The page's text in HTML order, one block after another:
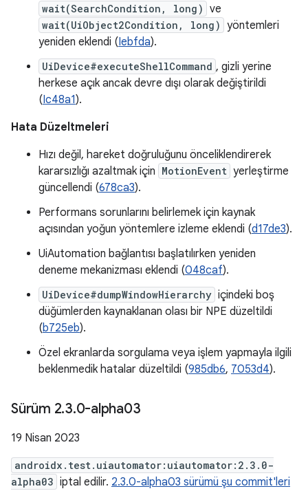
wait(SearchCondition, long) ve
wait(UiObject2Condition, long) yöntemleri
yeniden eklendi (Iebfda).
UiDevice#executeShellCommand , gizli yerine
herkese açık ancak devre dışı olarak değiştirildi
(Ic48a1).
Hata Düzeltmeleri
Hızı değil, hareket doğruluğunu önceliklendirerek
kararsızlığı azaltmak için MotionEvent yerleştirme
güncellendi (678ca3).
Performans sorunlarını belirlemek için kaynak
açısından yoğun yöntemlere izleme eklendi (d17de3).
UiAutomation bağlantısı başlatılırken yeniden
deneme mekanizması eklendi (048caf).
UiDevice#dumpWindowHierarchy içindeki boş
düğümlerden kaynaklanan olası bir NPE düzeltildi
(b725eb).
Özel ekranlarda sorgulama veya işlem yapmayla ilgili
beklenmedik hatalar düzeltildi (985db6, 7053d4).
Sürüm 2.3.0-alpha03
19 Nisan 2023
androidx.test.uiautomator:uiautomator:2.3.0-
alpha03 iptal edilir. 2.3.0-alpha03 sürümü şu commit'leri